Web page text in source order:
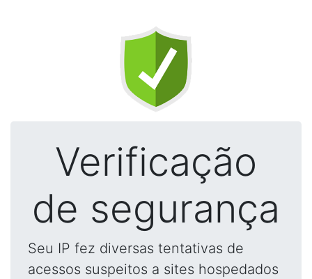
Verificação
de segurança
Seu IP fez diversas tentativas de
acessos suspeitos a sites hospedados